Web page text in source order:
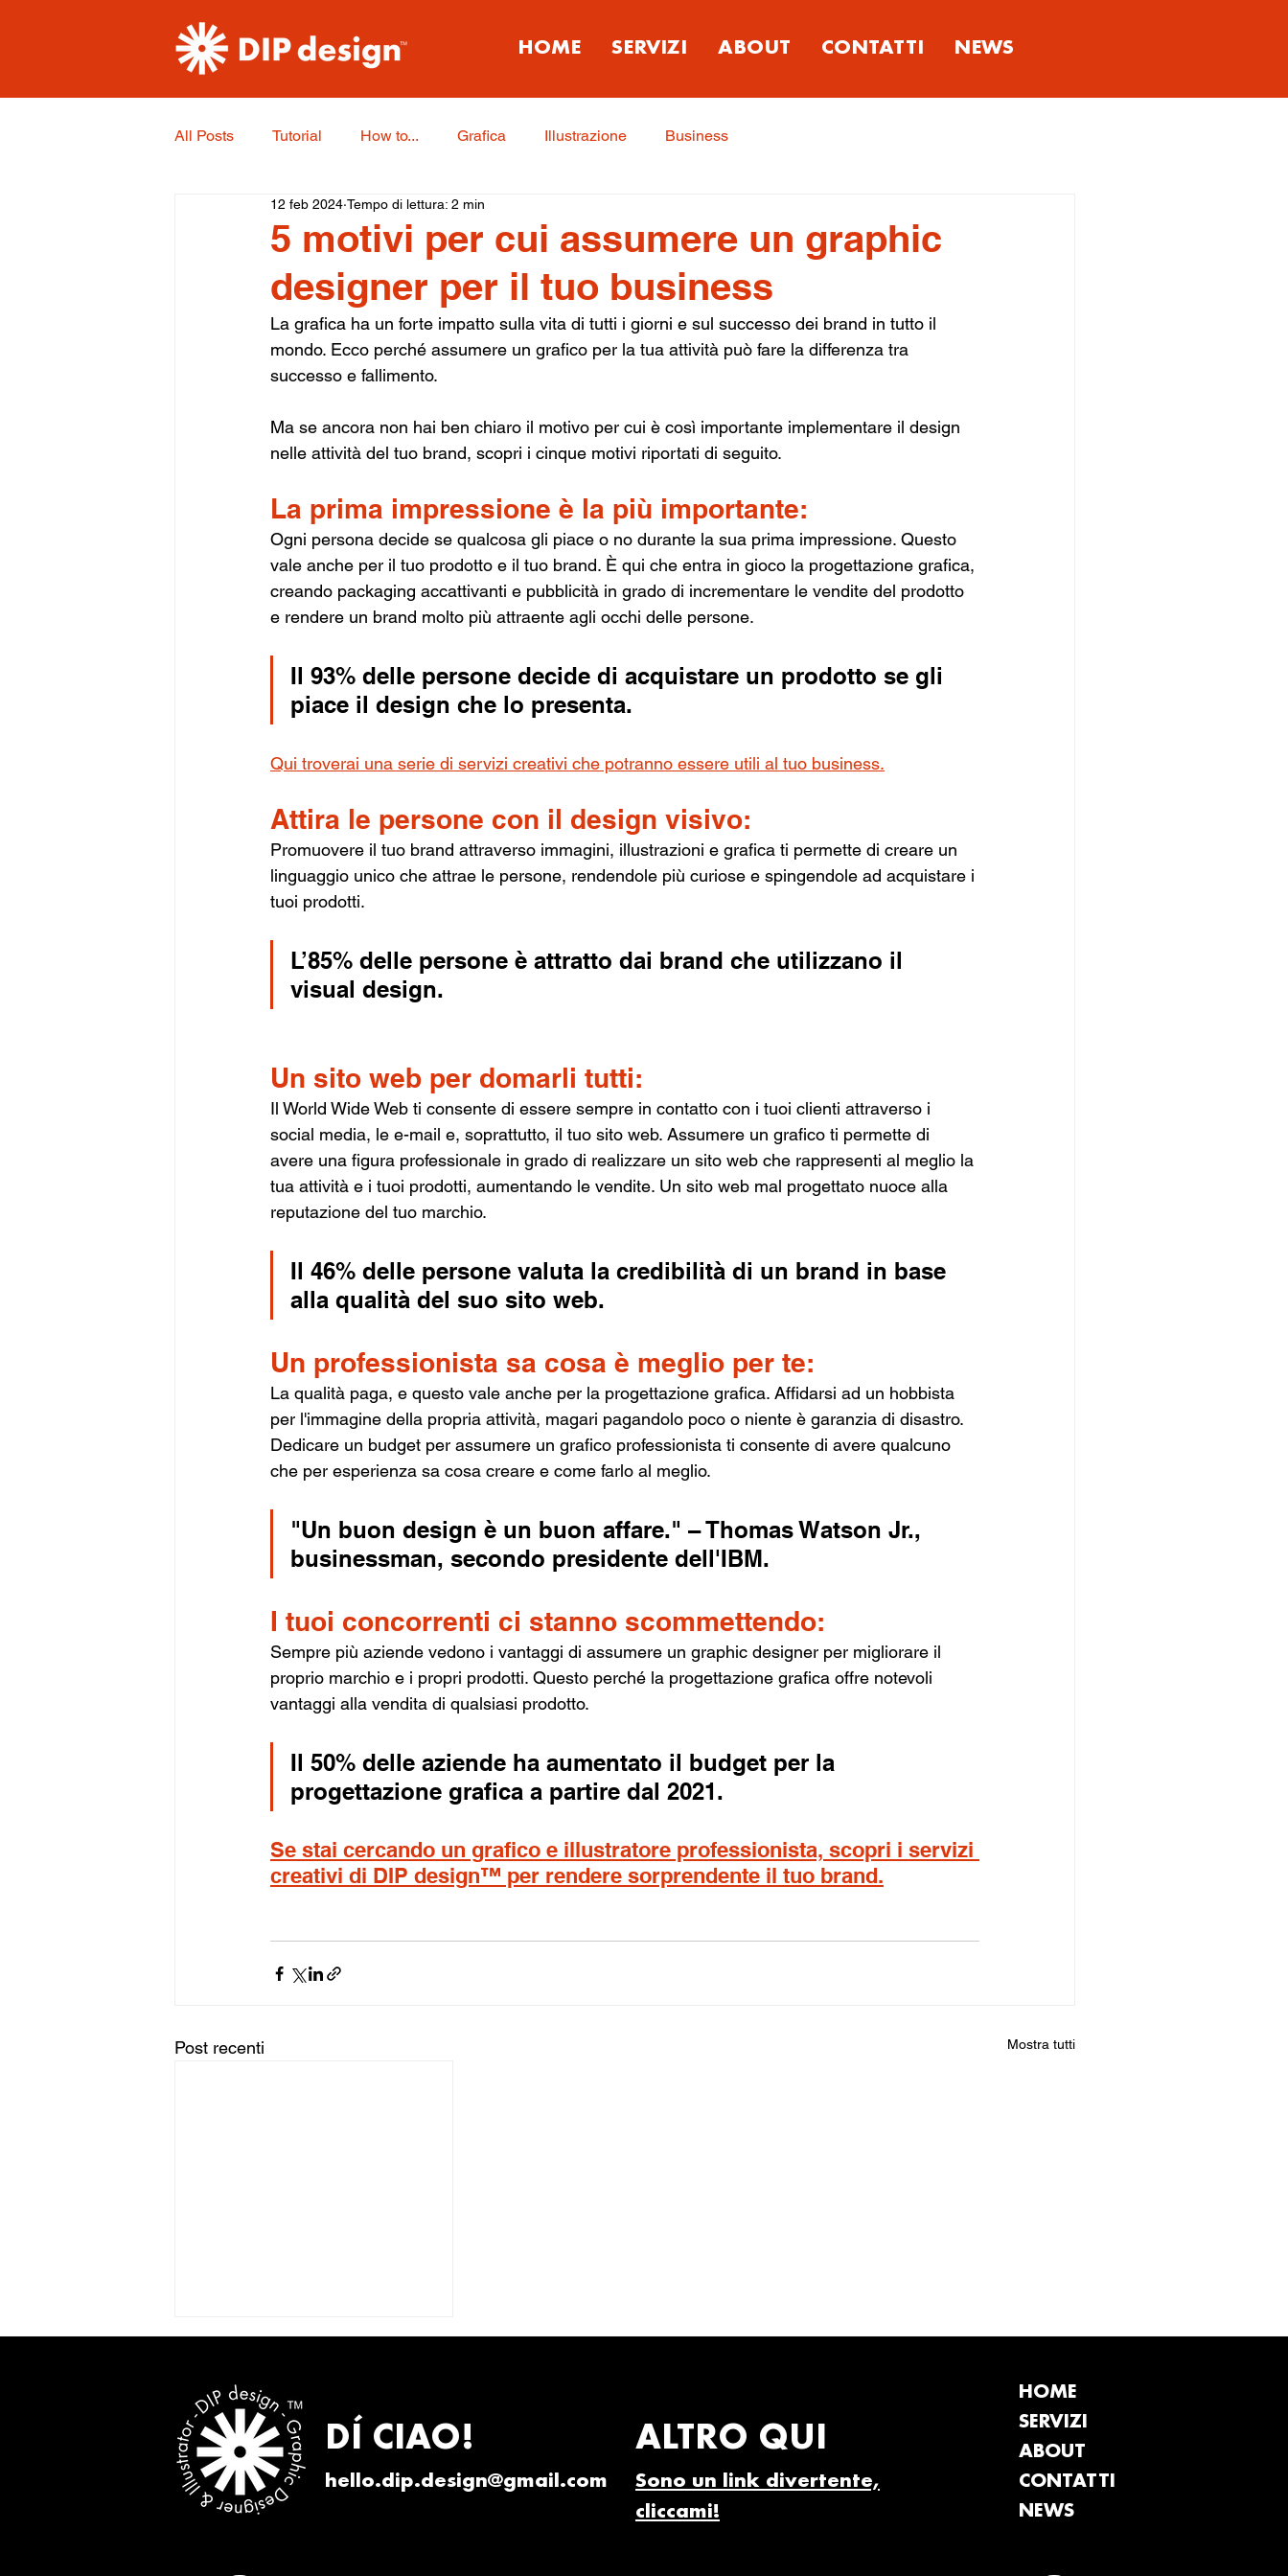
HOME SERVIZI ABOUT CONTATTI NEWS
All Posts Tutorial How to... Grafica Illustrazione Business
5 motivi per cui assumere un graphic
designer per il tuo business
12 feb 2024 Tempo di lettura: 2 min
La grafica ha un forte impatto sulla vita di tutti i giorni e sul successo dei brand in tutto il
mondo. Ecco perché assumere un grafico per la tua attività può fare la differenza tra
successo e fallimento.
Ma se ancora non hai ben chiaro il motivo per cui è così importante implementare il design
nelle attività del tuo brand, scopri i cinque motivi riportati di seguito.
La prima impressione è la più importante:
Ogni persona decide se qualcosa gli piace o no durante la sua prima impressione. Questo
vale anche per il tuo prodotto e il tuo brand. È qui che entra in gioco la progettazione grafica,
creando packaging accattivanti e pubblicità in grado di incrementare le vendite del prodotto
e rendere un brand molto più attraente agli occhi delle persone.
Il 93% delle persone decide di acquistare un prodotto se gli
piace il design che lo presenta.
Qui troverai una serie di servizi creativi che potranno essere utili al tuo business.
Attira le persone con il design visivo:
Promuovere il tuo brand attraverso immagini, illustrazioni e grafica ti permette di creare un
linguaggio unico che attrae le persone, rendendole più curiose e spingendole ad acquistare i
tuoi prodotti.
L’85% delle persone è attratto dai brand che utilizzano il
visual design.
Un sito web per domarli tutti:
Il World Wide Web ti consente di essere sempre in contatto con i tuoi clienti attraverso i
social media, le e-mail e, soprattutto, il tuo sito web. Assumere un grafico ti permette di
avere una figura professionale in grado di realizzare un sito web che rappresenti al meglio la
tua attività e i tuoi prodotti, aumentando le vendite. Un sito web mal progettato nuoce alla
reputazione del tuo marchio.
Il 46% delle persone valuta la credibilità di un brand in base
alla qualità del suo sito web.
Un professionista sa cosa è meglio per te:
La qualità paga, e questo vale anche per la progettazione grafica. Affidarsi ad un hobbista
per l'immagine della propria attività, magari pagandolo poco o niente è garanzia di disastro.
Dedicare un budget per assumere un grafico professionista ti consente di avere qualcuno
che per esperienza sa cosa creare e come farlo al meglio.
"Un buon design è un buon affare." – Thomas Watson Jr.,
businessman, secondo presidente dell'IBM.
I tuoi concorrenti ci stanno scommettendo:
Sempre più aziende vedono i vantaggi di assumere un graphic designer per migliorare il
proprio marchio e i propri prodotti. Questo perché la progettazione grafica offre notevoli
vantaggi alla vendita di qualsiasi prodotto.
Il 50% delle aziende ha aumentato il budget per la
progettazione grafica a partire dal 2021.
Se stai cercando un grafico e illustratore professionista, scopri i servizi
creativi di DIP design™ per rendere sorprendente il tuo brand.
Post recenti Mostra tutti
Come trovare un grafico e
DÍ CIAO!
hello.dip.design@gmail.com
ALTRO QUI
Sono un link divertente,
cliccami!
HOME
SERVIZI
ABOUT
CONTATTI
NEWS